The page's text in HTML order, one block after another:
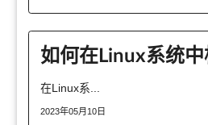
在Linux系...
2023年05月10日